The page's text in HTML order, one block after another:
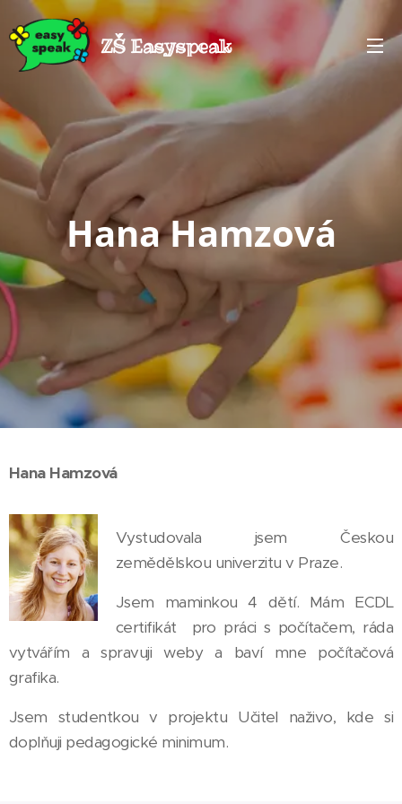
ZŠ Easyspeak
Hana Hamzová
Hana Hamzová
Vystudovala jsem Českou
zemědělskou univerzitu v Praze.
Jsem maminkou 4 dětí. Mám ECDL
certifikát pro práci s počítačem, ráda
vytvářím a spravuji weby a baví mne počítačová
grafika.
Jsem studentkou v projektu Učitel naživo, kde si
doplňuji pedagogické minimum.